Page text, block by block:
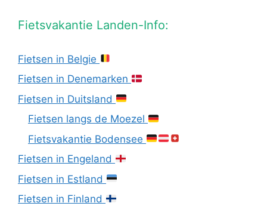
Fietsvakantie Landen-Info:
Fietsen in Belgie
Fietsen in Denemarken
Fietsen in Duitsland
Fietsen langs de Moezel
Fietsvakantie Bodensee
Fietsen in Engeland
Fietsen in Estland
Fietsen in Finland